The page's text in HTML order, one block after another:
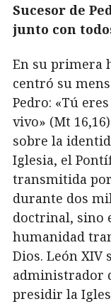
Sucesor de
junto con
En su primera
centró su
Pedro: «Tú
vivo» (Mt
sobre la
Iglesia, el
transmitida
durante dos
doctrinal, sino
humanidad
Dios. León
administrador
presidir la